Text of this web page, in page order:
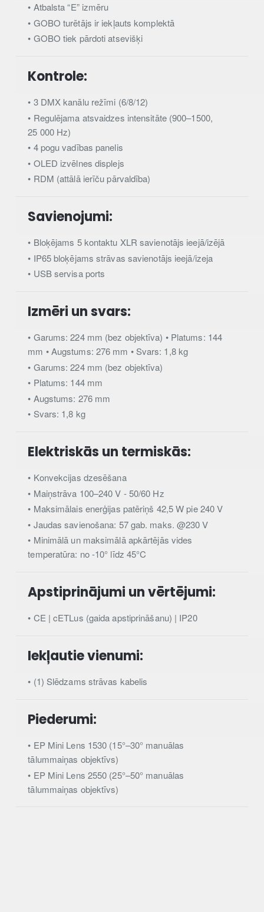
• Atbalsta “E” izmēru
• GOBO turētājs ir iekļauts komplektā
• GOBO tiek pārdoti atsevišķi
Kontrole:
• 3 DMX kanālu režīmi (6/8/12)
• Regulējama atsvaidzes intensitāte (900–1500,
25 000 Hz)
• 4 pogu vadības panelis
• OLED izvēlnes displejs
• RDM (attālā ierīču pārvaldība)
Savienojumi:
• Bloķējams 5 kontaktu XLR savienotājs ieejā/izējā
• IP65 bloķējams strāvas savienotājs ieejā/izeja
• USB servisa ports
Izmēri un svars:
• Garums: 224 mm (bez objektīva) • Platums: 144
mm • Augstums: 276 mm • Svars: 1,8 kg
• Garums: 224 mm (bez objektīva)
• Platums: 144 mm
• Augstums: 276 mm
• Svars: 1,8 kg
Elektriskās un termiskās:
• Konvekcijas dzesēšana
• Maiņstrāva 100–240 V - 50/60 Hz
• Maksimālais enerģijas patēriņš 42,5 W pie 240 V
• Jaudas savienošana: 57 gab. maks. @230 V
• Minimālā un maksimālā apkārtējās vides
temperatūra: no -10° līdz 45°C
Apstiprinājumi un vērtējumi:
• CE | cETLus (gaida apstiprināšanu) | IP20
Iekļautie vienumi:
• (1) Slēdzams strāvas kabelis
Piederumi:
• EP Mini Lens 1530 (15°–30° manuālas
tālummaiņas objektīvs)
• EP Mini Lens 2550 (25°–50° manuālas
tālummaiņas objektīvs)